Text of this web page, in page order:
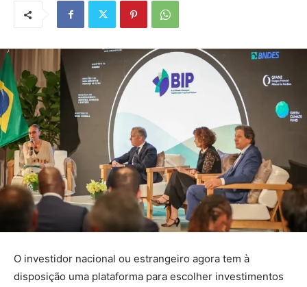
O investidor nacional ou estrangeiro agora tem à
disposição uma plataforma para escolher investimentos